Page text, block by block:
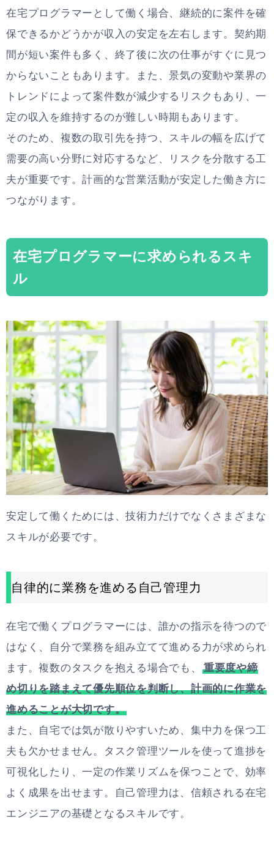
在宅プログラマーとして働く場合、継続的に案件を確
保できるかどうかが収入の安定を左右します。契約期
間が短い案件も多く、終了後に次の仕事がすぐに見つ
からないこともあります。また、景気の変動や業界の
トレンドによって案件数が減少するリスクもあり、一
定の収入を維持するのが難しい時期もあります。
そのため、複数の取引先を持つ、スキルの幅を広げて
需要の高い分野に対応するなど、リスクを分散する工
夫が重要です。計画的な営業活動が安定した働き方に
つながります。
在宅プログラマーに求められるスキ
ル
安定して働くためには、技術力だけでなくさまざまな
スキルが必要です。
自律的に業務を進める自己管理力
在宅で働くプログラマーには、誰かの指示を待つので
はなく、自分で業務を組み立てて進める力が求められ
ます。複数のタスクを抱える場合でも、
重要度や締
め切りを踏まえて優先順位を判断し、計画的に作業を
進めることが大切です。
また、自宅では気が散りやすいため、集中力を保つ工
夫も欠かせません。タスク管理ツールを使って進捗を
可視化したり、一定の作業リズムを保つことで、効率
よく成果を出せます。自己管理力は、信頼される在宅
エンジニアの基礎となるスキルです。